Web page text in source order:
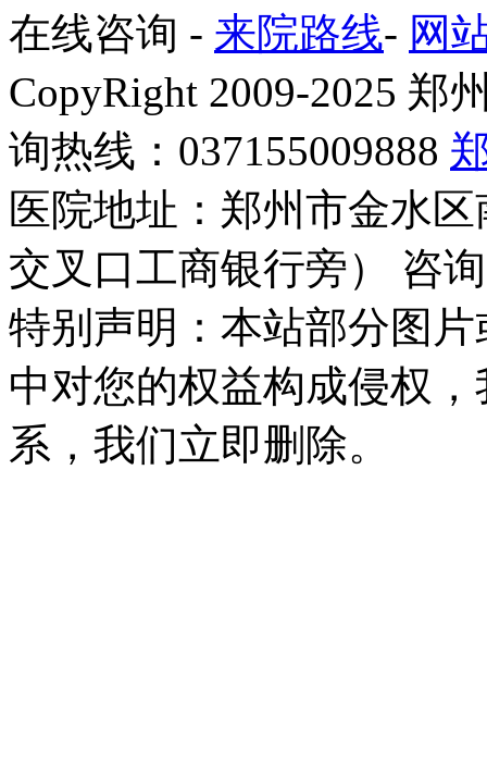
在线咨询 - 来院路线- 网
CopyRight 2009-2025 郑
询热线：037155009888
医院地址：郑州市金水
交叉口工商银行旁） 咨
特别声明：本站部分图
中对您的权益构成侵权
系，我们立即删除。